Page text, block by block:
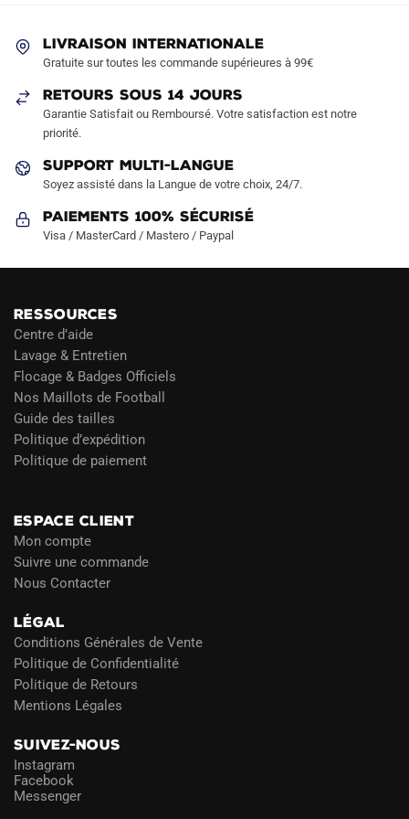
choisies
la
page
produit
page
LIVRAISON INTERNATIONALE
Gratuite sur toutes les commande supérieures à 99€
RETOURS SOUS 14 JOURS
Garantie Satisfait ou Remboursé. Votre satisfaction est notre
priorité.
SUPPORT MULTI-LANGUE
Soyez assisté dans la Langue de votre choix, 24/7.
Paiements 100% Sécurisé
Visa / MasterCard / Mastero / Paypal
RESSOURCES
Centre d’aide
Lavage & Entretien
Flocage & Badges Officiels
Nos Maillots de Football
Guide des tailles
Politique d’expédition
Politique de paiement
ESPACE CLIENT
Mon compte
Suivre une commande
Nous Contacter
LÉGAL
Conditions Générales de Vente
Politique de Confidentialité
Politique de Retours
Mentions Légales
SUIVEZ-NOUS
Instagram
Facebook
Messenger